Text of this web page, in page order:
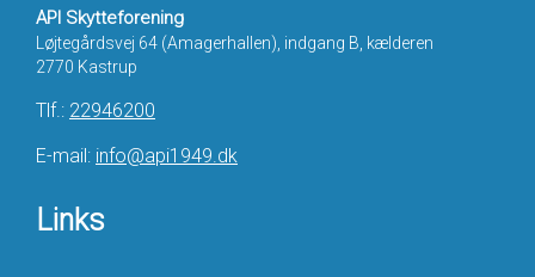
API Skytteforening
Løjtegårdsvej 64 (Amagerhallen), indgang B, kælderen
2770 Kastrup
Tlf.: 22946200
E-mail: info@api1949.dk
Links